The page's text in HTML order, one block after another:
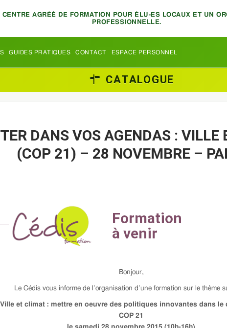
AGRÉÉ DE FORMATION POUR ÉLU-ES LOCAUX ET UN
PROFESSIONNELLE.
GUIDES PRATIQUES CONTACT ESPACE PERSONNEL
CATALOGUE
DANS VOS AGENDAS : VILLE
(COP 21) – 28 NOVEMBRE –
Bonjour,
Le Cédis vous informe de l’organisation d’une formation sur le thème
Ville et climat : mettre en oeuvre des politiques innovantes dans le
COP 21